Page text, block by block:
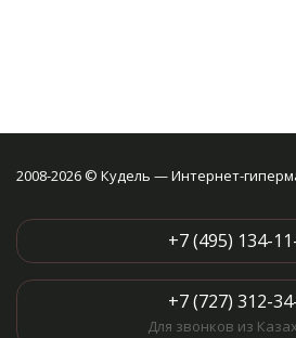
2008-2026 © Кудель — Интернет-
+7 (495) 134-
+7 (727) 312-
Для звонков из